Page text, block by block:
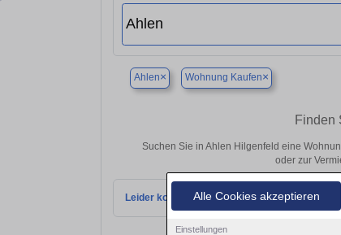
Alle Cookies akzeptieren
Einstellungen
Ahlen× Wohnung Kaufen×
Finden
Suchen Sie in Ahlen Hilgenfeld eine
oder zur
Leider konnten wir derzeit keine passenden